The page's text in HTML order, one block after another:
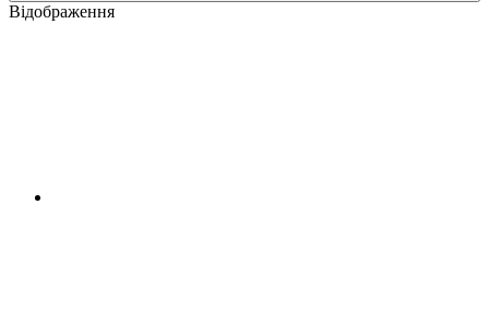
Відображення